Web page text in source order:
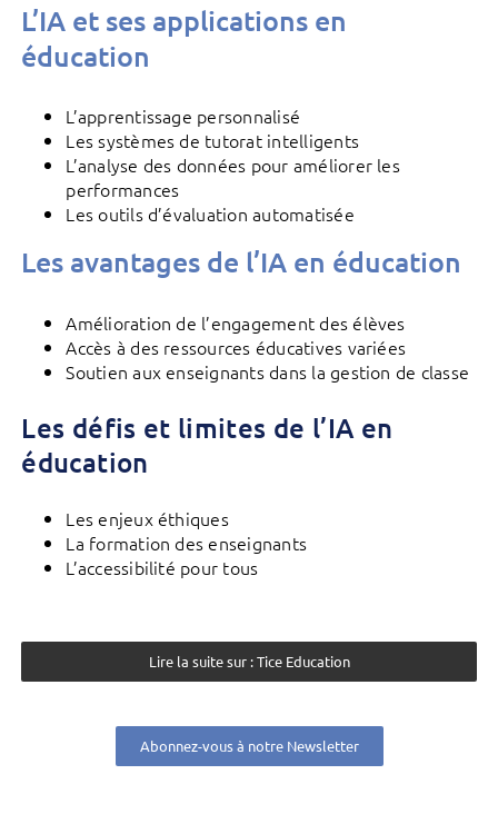
L’IA et ses applications en
éducation
L’apprentissage personnalisé
Les systèmes de tutorat intelligents
L’analyse des données pour améliorer les
performances
Les outils d’évaluation automatisée
Les avantages de l’IA en éducation
Amélioration de l’engagement des élèves
Accès à des ressources éducatives variées
Soutien aux enseignants dans la gestion de classe
Les défis et limites de l’IA en
éducation
Les enjeux éthiques
La formation des enseignants
L’accessibilité pour tous
Lire la suite sur : Tice Education
Abonnez-vous à notre Newsletter